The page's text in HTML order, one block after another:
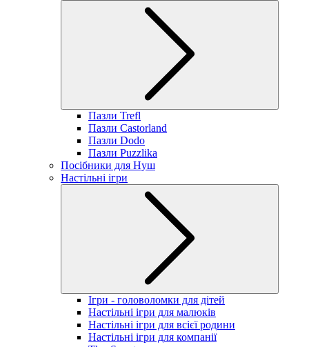
Пазли Trefl
Пазли Castorland
Пазли Dodo
Пазли Puzzlika
Посібники для Нуш
Настільні ігри
Ігри - головоломки для дітей
Настільні ігри для малюків
Настільні ігри для всієї родини
Настільні ігри для компанії